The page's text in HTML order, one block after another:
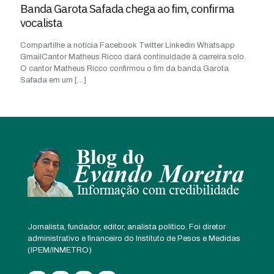
Banda Garota Safada chega ao fim, confirma
vocalista
Compartilhe a notícia Facebook Twitter Linkedin Whatsapp
GmailCantor Matheus Ricco dará continuidade à carreira solo.
O cantor Matheus Ricco confirmou o fim da banda Garota
Safada em um […]
Jornalista, fundador, editor, analista político. Foi diretor
administrativo e financeiro do Instituto de Pesos e Medidas
(IPEM/INMETRO)